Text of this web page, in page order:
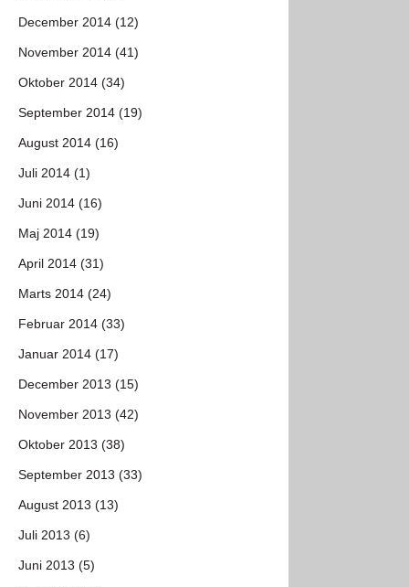
December 2014 (12)
November 2014 (41)
Oktober 2014 (34)
September 2014 (19)
August 2014 (16)
Juli 2014 (1)
Juni 2014 (16)
Maj 2014 (19)
April 2014 (31)
Marts 2014 (24)
Februar 2014 (33)
Januar 2014 (17)
December 2013 (15)
November 2013 (42)
Oktober 2013 (38)
September 2013 (33)
August 2013 (13)
Juli 2013 (6)
Juni 2013 (5)